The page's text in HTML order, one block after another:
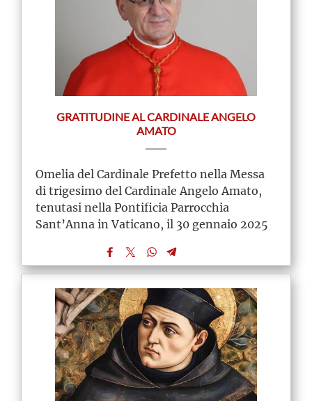
GRATITUDINE AL CARDINALE ANGELO
AMATO
Omelia del Cardinale Prefetto nella Messa
di trigesimo del Cardinale Angelo Amato,
tenutasi nella Pontificia Parrocchia
Sant’Anna in Vaticano, il 30 gennaio 2025